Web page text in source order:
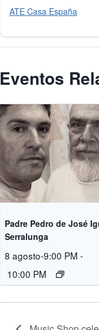
ATE Casa España
Eventos
Padre Pedro de José
Serralunga
8 agosto-9:00 PM -
10:00 PM